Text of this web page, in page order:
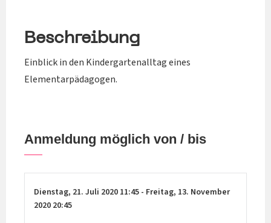
Beschreibung
Einblick in den Kindergartenalltag eines
Elementarpädagogen.
Anmeldung möglich von / bis
Dienstag, 21. Juli 2020 11:45 - Freitag, 13. November
2020 20:45